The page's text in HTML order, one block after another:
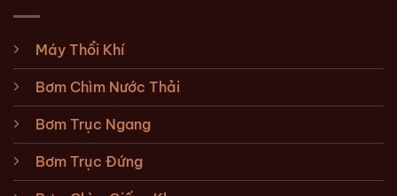
Máy Thổi Khí
Bơm Chìm Nước Thải
Bơm Trục Ngang
Bơm Trục Đứng